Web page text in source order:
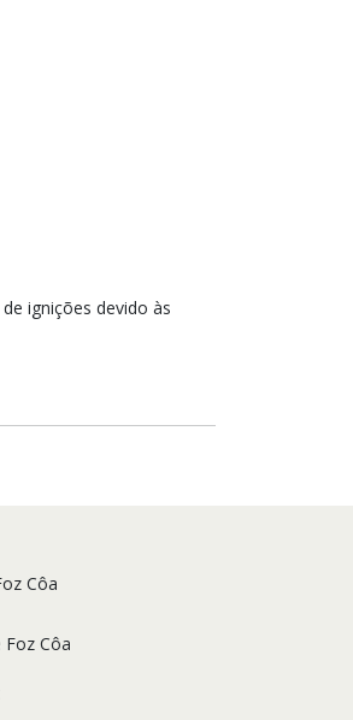
ignições devido às
Côa
Côa